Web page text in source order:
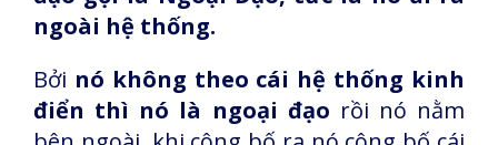
ngoài hệ thống.
Bởi nó không theo cái hệ thống kinh
điển thì nó là ngoại đạo rồi nó nằm